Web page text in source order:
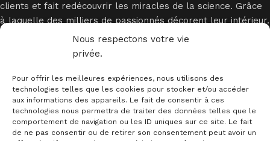
Nous respectons votre vie
privée.
Pour offrir les meilleures expériences, nous utilisons des
technologies telles que les cookies pour stocker et/ou accéder
aux informations des appareils. Le fait de consentir à ces
technologies nous permettra de traiter des données telles que le
comportement de navigation ou les ID uniques sur ce site. Le fait
de ne pas consentir ou de retirer son consentement peut avoir un
clients et fait redécouvrir les miracles de la science. Grâce
à laquelle des milliers de passionnés décorent leur intérieur.
INFORMATIONS